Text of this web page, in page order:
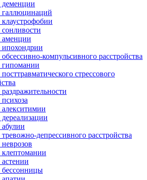
деменции
галлюцинаций
аменции
ипохондрии
компульсивного расстройства
гипомании
стрессового
депрессивного расстройства
бессонницы